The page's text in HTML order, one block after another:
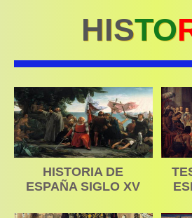
HISTO
HISTORIA DE
ESPAÑA SIGLO XV